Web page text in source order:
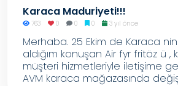
Karaca Maduriyeti!!!
763 0 0 0 3 yıl önce
Merhaba. 25 Ekim de Karaca
aldığım konuşan Air fyr fritöz ü ,
müşteri hizmetleriyle iletişime
AVM karaca mağazasında